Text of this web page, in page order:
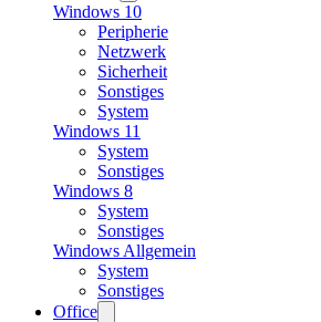
Windows 10
Peripherie
Netzwerk
Sicherheit
Sonstiges
System
Windows 11
System
Sonstiges
Windows 8
System
Sonstiges
Windows Allgemein
System
Sonstiges
Office